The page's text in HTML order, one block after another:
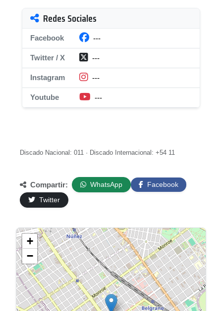
Redes Sociales
Facebook ---
Twitter / X ---
Instagram ---
Youtube ---
Discado Nacional: 011 · Discado Internacional: +54 11
Compartir: WhatsApp
Facebook
Twitter
+
−